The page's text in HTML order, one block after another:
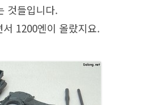
것들입니다.
1200엔이 올랐지요.